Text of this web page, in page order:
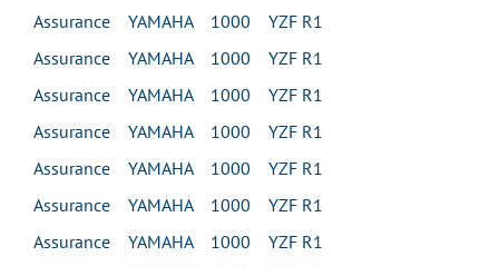
Assurance YAMAHA 1000 YZF R1
Assurance YAMAHA 1000 YZF R1
Assurance YAMAHA 1000 YZF R1
Assurance YAMAHA 1000 YZF R1
Assurance YAMAHA 1000 YZF R1
Assurance YAMAHA 1000 YZF R1
Assurance YAMAHA 1000 YZF R1